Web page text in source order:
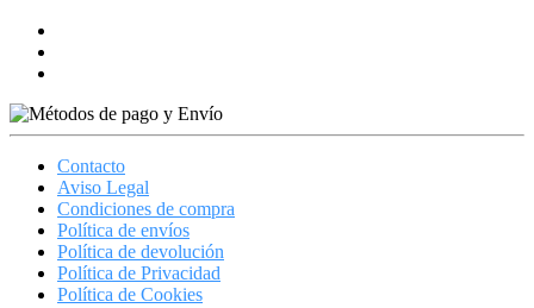
Contacto
Aviso Legal
Condiciones de compra
Política de envíos
Política de devolución
Política de Privacidad
Política de Cookies